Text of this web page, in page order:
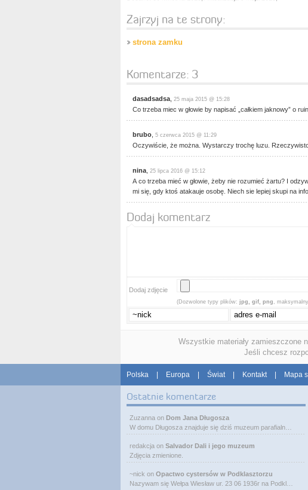
Zajrzyj na te strony:
strona zamku
Komentarze: 3
dasadsadsa 25 maja 2015 @ 15:28
Co trzeba miec w głowie by napisać „całkiem jaknowy” o
brubo 5 czerwca 2015 @ 11:29
Oczywiście, że można. Wystarczy trochę luzu.
nina 25 lipca 2016 @ 15:12
A co trzeba mieć w głowie, żeby nie rozumieć żartu? I
mi się, gdy ktoś atakauje osobę. Niech sie lepiej skupi na
Dodaj komentarz
Dodaj zdjęcie
(Dozwolone typy plików: jpg, gif, png ,
Wszystkie materiały zamieszczone
Jeśli chcesz
Polska Europa Świat Kontakt Mapa
Ostatnie komentarze
Zuzanna on Dom Jana Długosza
W domu Długosza znajduje się dziś muzeum parafialn…
redakcja on Salvador Dali i jego muzeum
Zdjęcia zmienione.
~nick on Opactwo cystersów w Podklasztorzu
Nazywam się Wełpa Wiesław ur. 23 06 1936r na Podkl…